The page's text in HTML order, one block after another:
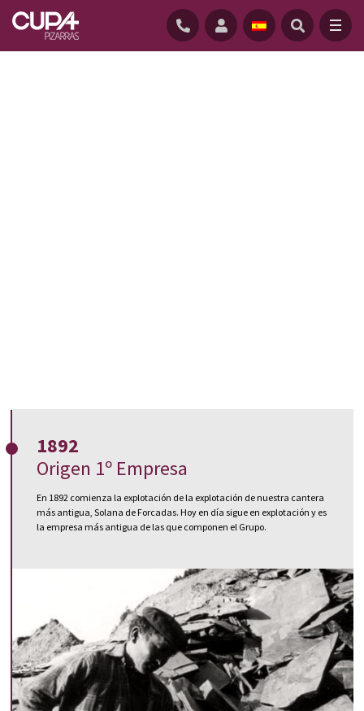
1 de cada 2 pizarras que se instala
en el mundo es de CUPA PIZARRAS
que, tras más de un siglo de
historia, se ha convertido en el líder
comercialización de la pizarra
natural.
1892
Origen 1º Empresa
En 1892 comienza la explotación de la explotación de nuestra cantera
más antigua, Solana de Forcadas. Hoy en día sigue en explotación y es
la empresa más antigua de las que componen el Grupo.